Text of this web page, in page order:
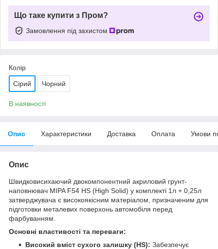
Що таке купити з Пром?
Замовлення під захистом
Колір
Сірий Чорний
В наявності
Опис Характеристики Доставка Оплата Умови
Опис
Швидковисихаючий двокомпонентний акриловий грунт-
наповнювач MIPA F54 HS (High Solid) у комплекті 1л + 0,25л
затверджувача є високоякісним матеріалом, призначеним для
підготовки металевих поверхонь автомобіля перед
фарбуванням.
Основні властивості та переваги:
Високий вміст сухого залишку (HS): Забезпечує